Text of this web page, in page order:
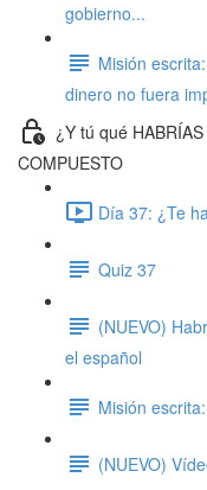
gobierno...
Misión
dinero no fuera
¿Y tú qué
COMPUESTO
Día 37: ¿Te
Quiz 37
(NUEVO)
el español
Misión
(NUEVO)